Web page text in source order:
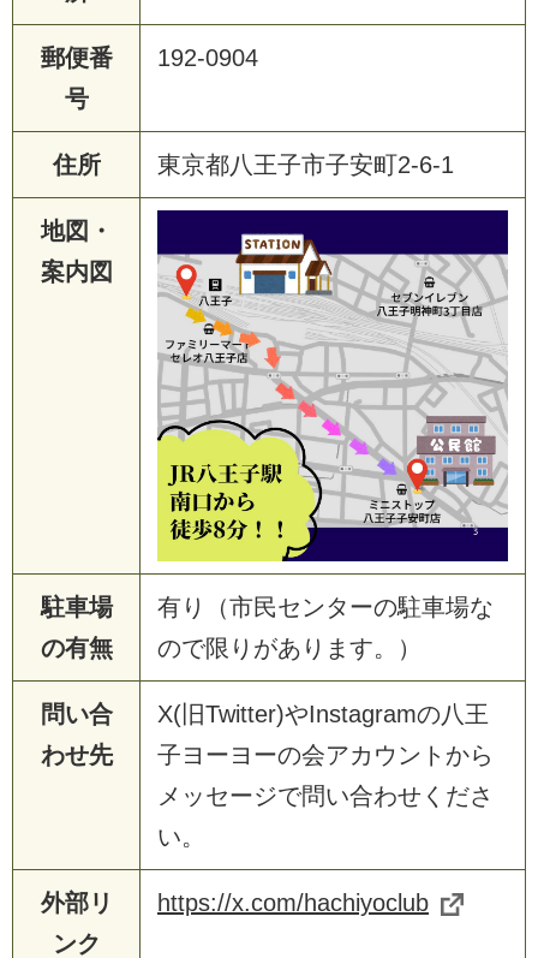
郵便番
号
192-0904
住所 東京都八王子市子安町2-6-1
地図・
案内図
駐車場
の有無
有り（市民センターの駐車場な
ので限りがあります。）
問い合
わせ先
X(旧Twitter)やInstagramの八王
子ヨーヨーの会アカウントから
メッセージで問い合わせくださ
い。
外部リ
ンク
https://x.com/hachiyoclub